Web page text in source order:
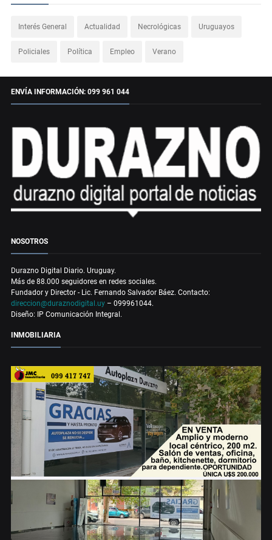
Interés General Actualidad Necrológicas Uruguayos
Policiales Política Empleo Verano
ENVÍA INFORMACIÓN: 099 961 044
NOSOTROS
Durazno Digital Diario. Uruguay.
Más de 88.000 seguidores en redes sociales.
Fundador y Director - Lic. Fernando Salvador Báez. Contacto:
direccion@duraznodigital.uy – 099961044.
Diseño: IP Comunicación Integral.
INMOBILIARIA